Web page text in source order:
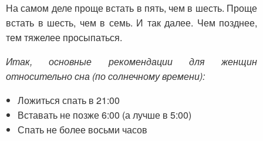
На самом деле проще встать в пять, чем в шесть. Проще
встать в шесть, чем в семь. И так далее. Чем позднее,
тем тяжелее просыпаться.
Итак, основные рекомендации для женщин
относительно сна (по солнечному времени):
Ложиться спать в 21:00
Вставать не позже 6:00 (а лучше в 5:00)
Спать не более восьми часов